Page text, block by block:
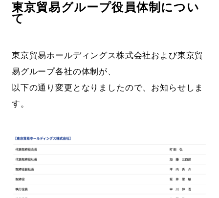
東京貿易グループ役員体制につい
て
東京貿易ホールディングス株式会社および東京貿
易グループ各社の体制が、
以下の通り変更となりましたので、お知らせしま
す。